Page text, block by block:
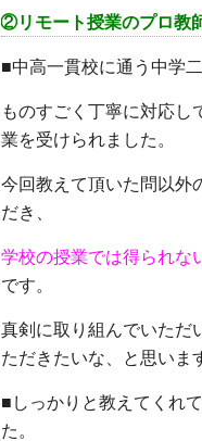
②リモート授業のプロ教
■中高一貫校に通う中学
ものすごく丁寧に対応し
業を受けられました。
今回教えて頂いた問以外
だき、
学校の授業では得られな
です。
真剣に取り組んでいただ
ただきたいな、と思いま
■しっかりと教えてくれ
た。